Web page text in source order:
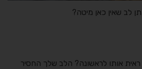
לב שאין כאן מיטה?
אותו לראשונה? הלב שלך החסיר